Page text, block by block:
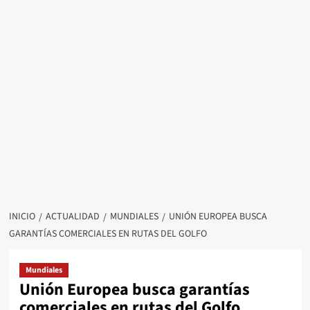
INICIO ACTUALIDAD MUNDIALES
UNIÓN EUROPEA BUSCA
GARANTÍAS COMERCIALES EN RUTAS DEL GOLFO
Mundiales
Unión Europea busca garantías